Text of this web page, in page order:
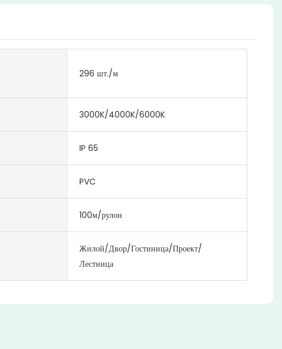
296 шт./м
3000K/4000K/6000K
IP 65
PVC
100м/рулон
Жилой/Двор/Гостиница/Проект/
Лестница